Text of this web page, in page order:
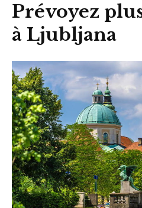
Prévoyez
à Ljubljana